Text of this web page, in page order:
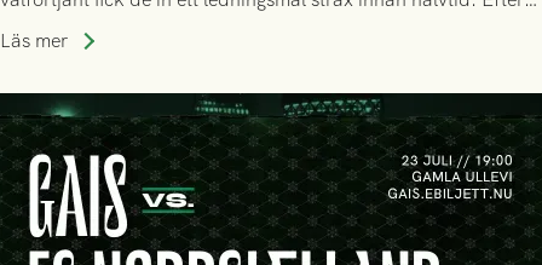
halvtidsvilan sjönk tempot när Nordsjälland tilläts ha mer av
seger! Matchfoto: Mikael Josefsson & Lasse Ekström
Läs mer